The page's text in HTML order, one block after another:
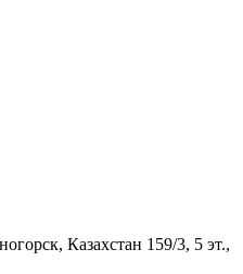
Казахстан 159/3, 5 эт.,